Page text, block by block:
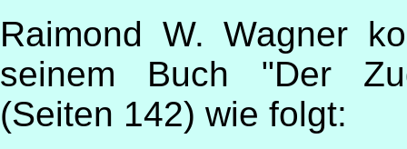
Raimond W. Wagner
seinem Buch "Der
(Seiten 142) wie folgt: